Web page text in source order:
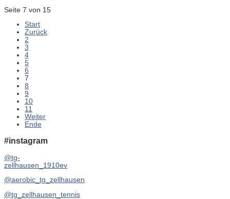
Seite 7 von 15
Start
Zurück
2
3
4
5
6
7
8
9
10
11
Weiter
Ende
#instagram
@tg-
zellhausen_1910ev
@aerobic_tg_zellhausen
@tg_zellhausen_tennis